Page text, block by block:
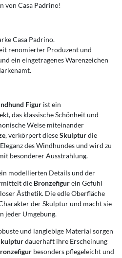
von Casa Padrino!
Casa Padrino.
renomierter Produzent und
ein eingetragenes Warenzeichen
Figur ist ein
das klassische Schönheit und
Weise miteinander
, verkörpert dieseSkulpturdie
des Windhundes und wird zu
besonderer Ausstrahlung.
modellierten Details und der
die Bronzefigurein Gefühl
Ästhetik. Die edle Oberfläche
der Skulptur und macht sie
jeder Umgebung.
und langlebige Material sorgen
dauerhaft ihre Erscheinung
besonders pflegeleicht und